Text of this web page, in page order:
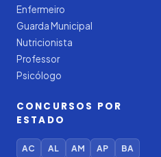
Enfermeiro
Guarda Municipal
Nutricionista
Professor
Psicólogo
CONCURSOS POR
ESTADO
AC AL AM AP
BA